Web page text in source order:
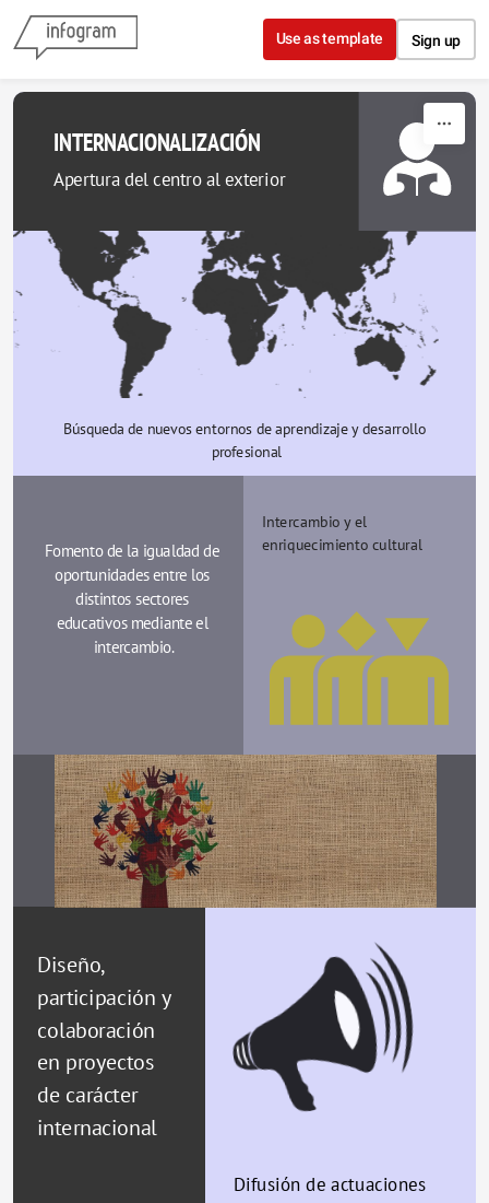
Skip to content
Use as template Sign up
INTERNACIONALIZACIÓN
Apertura del centro al exterior
Búsqueda de nuevos entornos de aprendizaje y desarrollo
profesional
Intercambio y el
enriquecimiento cultural
Fomento de la igualdad de
oportunidades entre los
distintos sectores
educativos mediante el
intercambio.
Diseño,
participación y
colaboración
en proyectos
de carácter
internacional
Difusión de actuaciones